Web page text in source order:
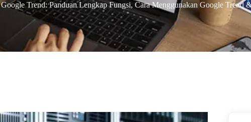
Google Trend: Panduan Lengkap Fungsi, Cara Menggunakan Google Trend